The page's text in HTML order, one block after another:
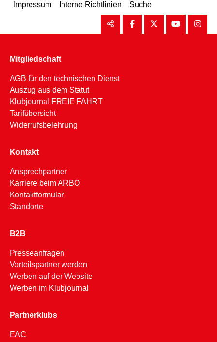
Impressum Interne Richtlinien Suche
Mitgliedschaft
AGB für den technischen Dienst
Auszug aus dem Statut
Klubjournal FREIE FAHRT
Tarifübersicht
Widerrufsbelehrung
Kontakt
Ansprechpartner
Karriere beim ARBÖ
Kontaktformular
Standorte
B2B
Presseanfragen
Vorteilspartner werden
Werben auf der Website
Werben im Klubjournal
Partnerklubs
EAC